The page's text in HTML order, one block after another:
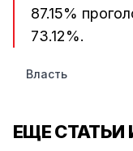
87.15%
73.12%.
Власть
ЕЩЕ СТАТЬИ